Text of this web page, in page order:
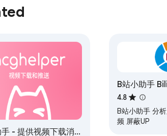
- 提供视频下载消
B站小助手
录 屏蔽视频
4.8
B站小助手 分
频 屏蔽UP